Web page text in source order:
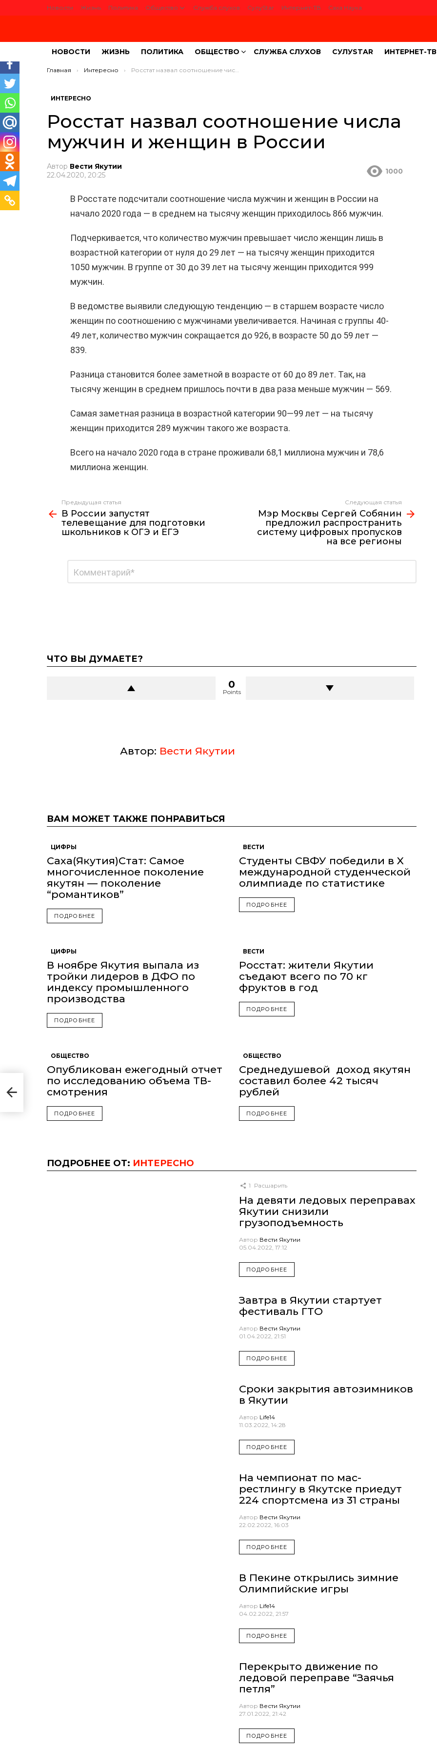
Новости Жизнь Политика Общество Служба слухов СулуStar Интернет-ТВ Саха Наука
НОВОСТИ ЖИЗНЬ ПОЛИТИКА ОБЩЕСТВО СЛУЖБА СЛУХОВ СУЛУSTAR ИНТЕРНЕТ-ТВ
Вы здесь:
Главная Интересно Росстат назвал соотношение числа мужчин и женщин в России
ИНТЕРЕСНО
Росстат назвал соотношение числа
мужчин и женщин в России
Автор Вести Якутии
22.04.2020, 20:25
1000
В Росстате подсчитали соотношение числа мужчин и женщин в России на
начало 2020 года — в среднем на тысячу женщин приходилось 866 мужчин.
Подчеркивается, что количество мужчин превышает число женщин лишь в
возрастной категории от нуля до 29 лет — на тысячу женщин приходится
1050 мужчин. В группе от 30 до 39 лет на тысячу женщин приходится 999
мужчин.
В ведомстве выявили следующую тенденцию — в старшем возрасте число
женщин по соотношению с мужчинами увеличивается. Начиная с группы 40-
49 лет, количество мужчин сокращается до 926, в возрасте 50 до 59 лет —
839.
Разница становится более заметной в возрасте от 60 до 89 лет. Так, на
тысячу женщин в среднем пришлось почти в два раза меньше мужчин — 569.
Самая заметная разница в возрастной категории 90—99 лет — на тысячу
женщин приходится 289 мужчин такого же возраста.
Всего на начало 2020 года в стране проживали 68,1 миллиона мужчин и 78,6
миллиона женщин.
Узнать
больше
Предыдущая статья
В России запустят
телевещание для подготовки
школьников к ОГЭ и ЕГЭ
Следующая статья
Мэр Москвы Сергей Собянин
предложил распространить
систему цифровых пропусков
на все регионы
комментарий
ЧТО ВЫ ДУМАЕТЕ?
0
Points
Автор: Вести Якутии
ВАМ МОЖЕТ ТАКЖЕ ПОНРАВИТЬСЯ
ЦИФРЫ
Саха(Якутия)Стат: Самое
многочисленное поколение
якутян — поколение
“романтиков”
ПОДРОБНЕЕ
ВЕСТИ
Студенты СВФУ победили в X
международной студенческой
олимпиаде по статистике
ПОДРОБНЕЕ
ЦИФРЫ
В ноябре Якутия выпала из
тройки лидеров в ДФО по
индексу промышленного
производства
ПОДРОБНЕЕ
ВЕСТИ
Росстат: жители Якутии
съедают всего по 70 кг
фруктов в год
ПОДРОБНЕЕ
ОБЩЕСТВО
Опубликован ежегодный отчет
по исследованию объема ТВ-
смотрения
ПОДРОБНЕЕ
ОБЩЕСТВО
Среднедушевой доход якутян
составил более 42 тысяч
рублей
ПОДРОБНЕЕ
ПОДРОБНЕЕ ОТ: ИНТЕРЕСНО
1 Расшарить
На девяти ледовых переправах
Якутии снизили
грузоподъемность
Автор Вести Якутии
05.04.2022, 17:12
ПОДРОБНЕЕ
Завтра в Якутии стартует
фестиваль ГТО
Автор Вести Якутии
01.04.2022, 21:51
ПОДРОБНЕЕ
Сроки закрытия автозимников
в Якутии
Автор Life14
11.03.2022, 14:28
ПОДРОБНЕЕ
На чемпионат по мас-
рестлингу в Якутске приедут
224 спортсмена из 31 страны
Автор Вести Якутии
22.02.2022, 16:03
ПОДРОБНЕЕ
В Пекине открылись зимние
Олимпийские игры
Автор Life14
04.02.2022, 21:57
ПОДРОБНЕЕ
Перекрыто движение по
ледовой переправе “Заячья
петля”
Автор Вести Якутии
27.01.2022, 21:42
ПОДРОБНЕЕ